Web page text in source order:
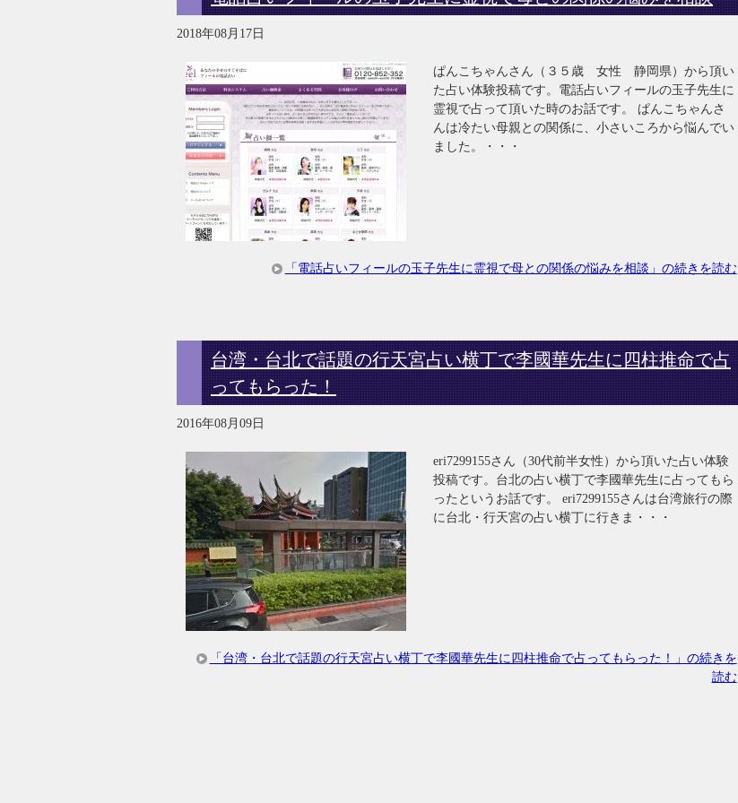
2018年08月17日
ぱんこちゃんさん（３５歳 女性 静岡県）から頂い
た占い体験投稿です。電話占いフィールの玉子先生に
霊視で占って頂いた時のお話です。 ぱんこちゃんさ
んは冷たい母親との関係に、小さいころから悩んでい
ました。・・・
「電話占いフィールの玉子先生に霊視で母との関係の悩みを相談」の続きを読む
台湾・台北で話題の行天宮占い横丁で李國華先生に四柱推命で占
ってもらった！
2016年08月09日
eri7299155さん（30代前半女性）から頂いた占い体験
投稿です。台北の占い横丁で李國華先生に占ってもら
ったというお話です。 eri7299155さんは台湾旅行の際
に台北・行天宮の占い横丁に行きま・・・
「台湾・台北で話題の行天宮占い横丁で李國華先生に四柱推命で占ってもらった！」の続きを
読む